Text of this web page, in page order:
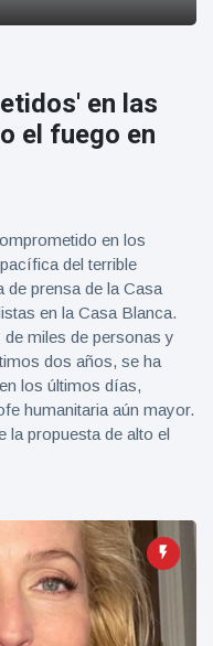
en las
el fuego en
en los
del terrible
de prensa de la Casa
en la Casa Blanca.
miles de personas y
dos años, se ha
los últimos días,
humanitaria aún mayor.
la propuesta de alto el